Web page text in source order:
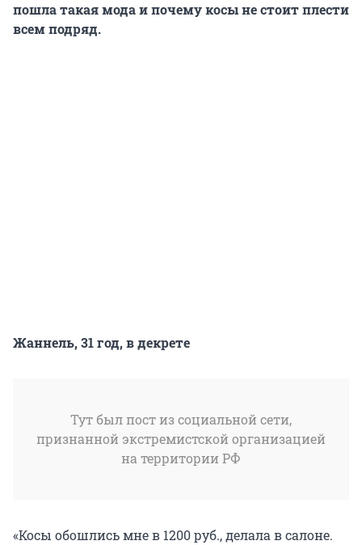
пошла такая мода и почему косы не стоит плести
всем подряд.
Жаннель, 31 год, в декрете
Тут был пост из социальной сети,
признанной экстремистской организацией
на территории РФ
«Косы обошлись мне в 1200 руб., делала в салоне.